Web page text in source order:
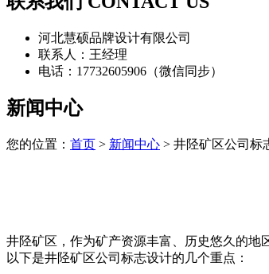
河北慧硕品牌设计有限公司
联系人：王经理
电话：17732605906（微信同步）
新闻中心
您的位置： 首页 > 新闻中心 > 井陉矿区公司标
井陉矿区，作为矿产资源丰富、历史悠久的地
以下是井陉矿区公司标志设计的几个重点：